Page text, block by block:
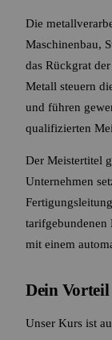
Die
Maschinenbau,
das Rückgrat
Metall steuern
und führen
qualifizierten
Der Meistertitel
Unternehmen
mit einem
Dein
Unser Kurs ist